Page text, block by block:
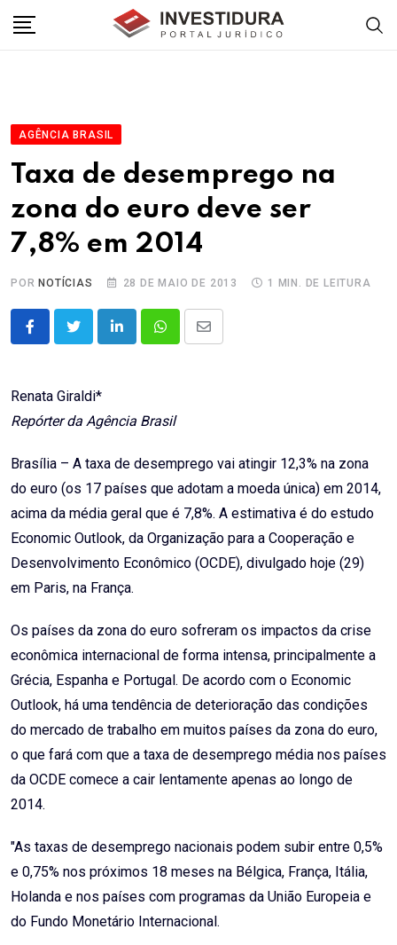
AGÊNCIA BRASIL
Taxa de desemprego na
zona do euro deve ser
7,8% em 2014
POR NOTÍCIAS 28 DE MAIO DE 2013 1 MIN. DE LEITURA
LinkedInWhatsappShare
Renata Giraldi*
Repórter da Agência Brasil
Brasília – A taxa de desemprego vai atingir 12,3% na zona
do euro (os 17 países que adotam a moeda única) em 2014,
acima da média geral que é 7,8%. A estimativa é do estudo
Economic Outlook, da Organização para a Cooperação e
Desenvolvimento Econômico (OCDE), divulgado hoje (29)
em Paris, na França.
Os países da zona do euro sofreram os impactos da crise
econômica internacional de forma intensa, principalmente a
Grécia, Espanha e Portugal. De acordo com o Economic
Outlook, há uma tendência de deterioração das condições
do mercado de trabalho em muitos países da zona do euro,
o que fará com que a taxa de desemprego média nos países
da OCDE comece a cair lentamente apenas ao longo de
2014.
"As taxas de desemprego nacionais podem subir entre 0,5%
e 0,75% nos próximos 18 meses na Bélgica, França, Itália,
Holanda e nos países com programas da União Europeia e
do Fundo Monetário Internacional.